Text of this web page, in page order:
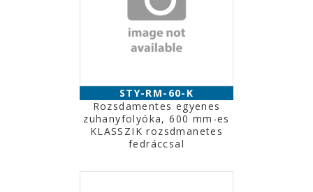
STY-RM-60-K
Rozsdamentes egyenes
zuhanyfolyóka, 600 mm-es
KLASSZIK rozsdmanetes
fedráccsal